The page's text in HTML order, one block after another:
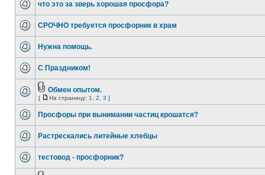
что это за зверь хорошая просфора?
СРОЧНО требуется просфорник в храм
Нужна помощь.
С Праздником!
Обмен опытом.
[ На страницу: 1 2 3 ]
Просфоры при вынимании частиц крошатся?
Растрескались литейные хлебцы
тестовод - просфорник?